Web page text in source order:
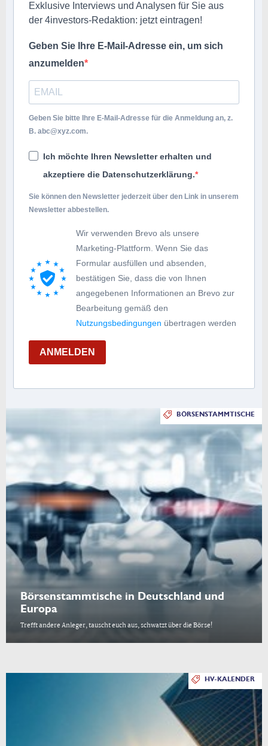
Exklusive Interviews und Analysen für Sie aus
der 4investors-Redaktion: jetzt eintragen!
Geben Sie Ihre E-Mail-Adresse ein, um sich
anzumelden
Geben Sie bitte Ihre E-Mail-Adresse für die Anmeldung an, z.
B. abc@xyz.com.
Ich möchte Ihren Newsletter erhalten und
akzeptiere die Datenschutzerklärung.
Sie können den Newsletter jederzeit über den Link in unserem
Newsletter abbestellen.
Wir verwenden Brevo als unsere
Marketing-Plattform. Wenn Sie das
Formular ausfüllen und absenden,
bestätigen Sie, dass die von Ihnen
angegebenen Informationen an Brevo zur
Bearbeitung gemäß den
Nutzungsbedingungen übertragen werden
ANMELDEN
BÖRSENSTAMMTISCHE
Börsenstammtische in Deutschland und
Europa
Trefft andere Anleger, tauscht euch aus, schwatzt über die Börse!
HV-KALENDER